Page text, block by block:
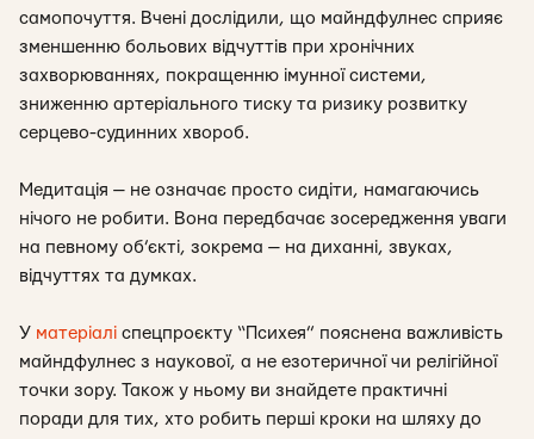
самопочуття. Вчені дослідили, що майндфулнес сприяє
зменшенню больових відчуттів при хронічних
захворюваннях, покращенню імунної системи,
зниженню артеріального тиску та ризику розвитку
серцево-судинних хвороб.
Медитація — не означає просто сидіти, намагаючись
нічого не робити. Вона передбачає зосередження уваги
на певному об’єкті, зокрема — на диханні, звуках,
відчуттях та думках.
У матеріалі спецпроєкту “Психея” пояснена важливість
майндфулнес з наукової, а не езотеричної чи релігійної
точки зору. Також у ньому ви знайдете практичні
поради для тих, хто робить перші кроки на шляху до